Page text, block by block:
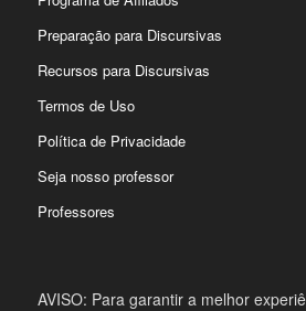
Preparação para Discursivas
Recursos para Discursivas
Termos de Uso
Política de Privacidade
Seja nosso professor
Professores
AVISO: Para garantir a melhor